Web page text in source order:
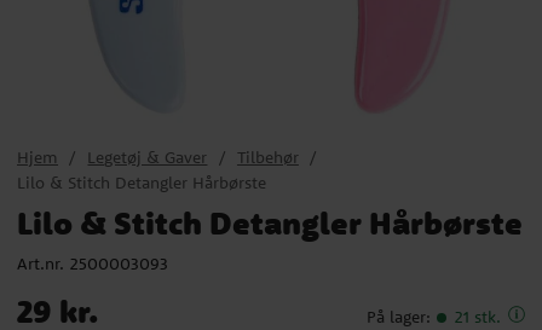
Hjem Legetøj & Gaver
Tilbehør
Lilo & Stitch Detangler Hårbørste
Lilo & Stitch Detangler Hårbørste
Art.nr. 2500003093
Pris: 29 kr.
29 kr. På lager: 21 stk.